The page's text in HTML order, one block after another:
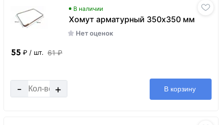
В наличии
Хомут арматурный 350x350 мм
Нет оценок
55 ₽ / шт. 61 ₽
- + В корзину